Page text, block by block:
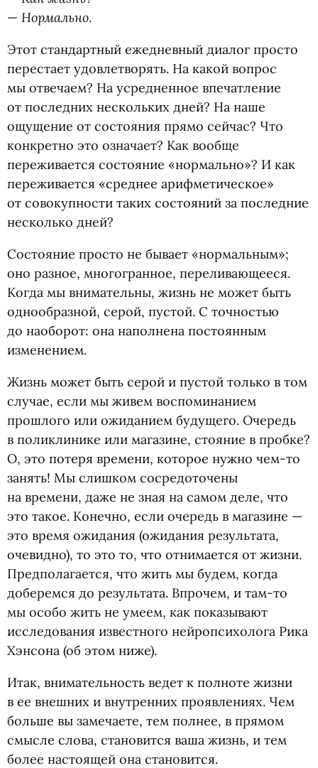
— Нормально.
Этот стандартный ежедневный диалог просто
перестает удовлетворять. На какой вопрос
мы отвечаем? На усредненное впечатление
от последних нескольких дней? На наше
ощущение от состояния прямо сейчас? Что
конкретно это означает? Как вообще
переживается состояние «нормально»? И как
переживается «среднее арифметическое»
от совокупности таких состояний за последние
несколько дней?
Состояние просто не бывает «нормальным»;
оно разное, многогранное, переливающееся.
Когда мы внимательны, жизнь не может быть
однообразной, серой, пустой. С точностью
до наоборот: она наполнена постоянным
изменением.
Жизнь может быть серой и пустой только в том
случае, если мы живем воспоминанием
прошлого или ожиданием будущего. Очередь
в поликлинике или магазине, стояние в пробке?
О, это потеря времени, которое нужно чем-то
занять! Мы слишком сосредоточены
на времени, даже не зная на самом деле, что
это такое. Конечно, если очередь в магазине —
это время ожидания (ожидания результата,
очевидно), то это то, что отнимается от жизни.
Предполагается, что жить мы будем, когда
доберемся до результата. Впрочем, и там-то
мы особо жить не умеем, как показывают
исследования известного нейропсихолога Рика
Хэнсона (об этом ниже).
Итак, внимательность ведет к полноте жизни
в ее внешних и внутренних проявлениях. Чем
больше вы замечаете, тем полнее, в прямом
смысле слова, становится ваша жизнь, и тем
более настоящей она становится.